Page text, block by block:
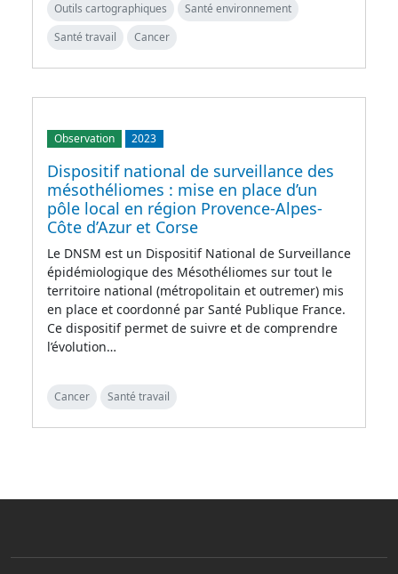
Outils cartographiques
Santé environnement
Santé travail
Cancer
Observation 2023
Dispositif national de surveillance des
mésothéliomes : mise en place d’un
pôle local en région Provence-Alpes-
Côte d’Azur et Corse
Le DNSM est un Dispositif National de Surveillance
épidémiologique des Mésothéliomes sur tout le
territoire national (métropolitain et outremer) mis
en place et coordonné par Santé Publique France.
Ce dispositif permet de suivre et de comprendre
l’évolution…
Cancer Santé travail